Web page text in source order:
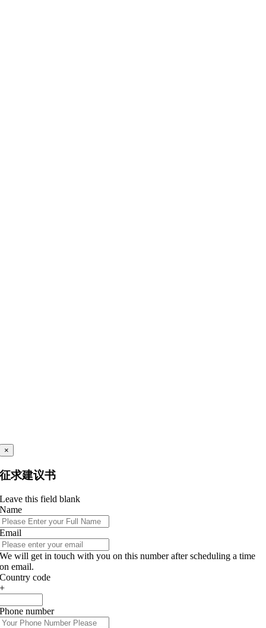
×
征求建议书
Leave this field blank
Name
Email
We will get in touch with you on this number after scheduling a time
on email.
Country code
+
Phone number